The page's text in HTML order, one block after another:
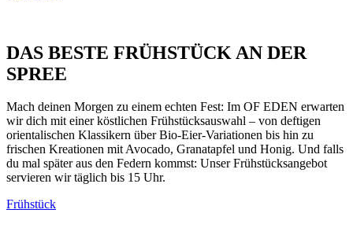
DAS BESTE FRÜHSTÜCK AN DER
SPREE
Mach deinen Morgen zu einem echten Fest: Im OF EDEN erwarten
wir dich mit einer köstlichen Frühstücksauswahl – von deftigen
orientalischen Klassikern über Bio-Eier-Variationen bis hin zu
frischen Kreationen mit Avocado, Granatapfel und Honig. Und falls
du mal später aus den Federn kommst: Unser Frühstücksangebot
servieren wir täglich bis 15 Uhr.
Frühstück